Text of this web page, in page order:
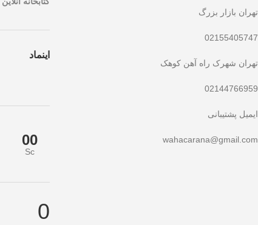
تهران بازار بزرگ
02155405747
تهران شهرک راه آهن کوهک
02144766959
ایمیل پشتیبانی
wahacarana@gmail.com
اینماد
00
Sc
0
تخفیف ویژه صرفاً مختص خریدهای امروز است. برای